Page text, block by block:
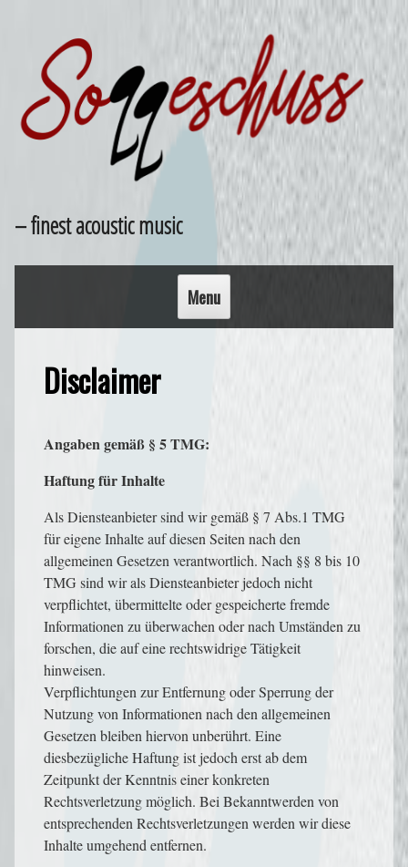
content
– finest acoustic music
Menu
Disclaimer
Angaben gemäß § 5 TMG:
Haftung für Inhalte
Als Diensteanbieter sind wir gemäß § 7 Abs.1 TMG
für eigene Inhalte auf diesen Seiten nach den
allgemeinen Gesetzen verantwortlich. Nach §§ 8 bis 10
TMG sind wir als Diensteanbieter jedoch nicht
verpflichtet, übermittelte oder gespeicherte fremde
Informationen zu überwachen oder nach Umständen zu
forschen, die auf eine rechtswidrige Tätigkeit
hinweisen.
Verpflichtungen zur Entfernung oder Sperrung der
Nutzung von Informationen nach den allgemeinen
Gesetzen bleiben hiervon unberührt. Eine
diesbezügliche Haftung ist jedoch erst ab dem
Zeitpunkt der Kenntnis einer konkreten
Rechtsverletzung möglich. Bei Bekanntwerden von
entsprechenden Rechtsverletzungen werden wir diese
Inhalte umgehend entfernen.